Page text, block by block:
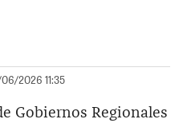
2026 11:35
Gobiernos Regionales